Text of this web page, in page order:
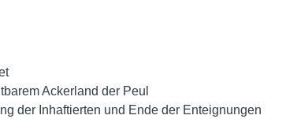
Ackerland der Peul
der Inhaftierten und Ende der Enteignungen